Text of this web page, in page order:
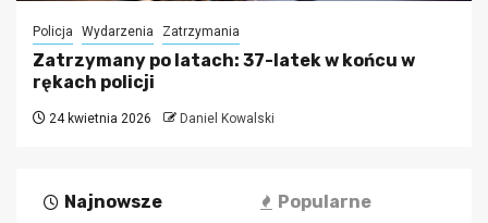
Policja Wydarzenia Zatrzymania
Zatrzymany po latach: 37-latek w końcu w
rękach policji
24 kwietnia 2026 Daniel Kowalski
Najnowsze Popularne